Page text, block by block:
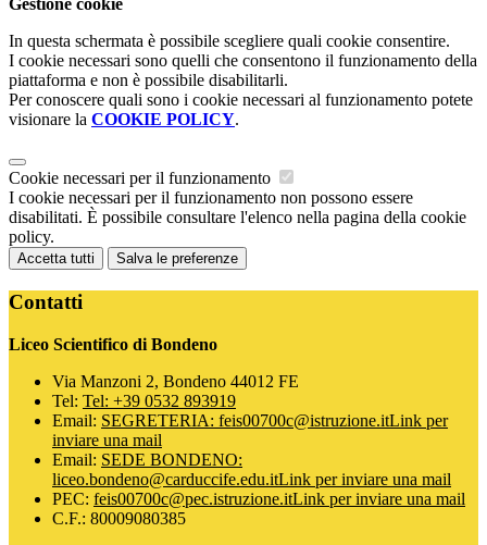
Gestione cookie
In questa schermata è possibile scegliere quali cookie consentire.
I cookie necessari sono quelli che consentono il funzionamento della
piattaforma e non è possibile disabilitarli.
Per conoscere quali sono i cookie necessari al funzionamento potete
visionare la COOKIE POLICY.
Cookie necessari per il funzionamento
I cookie necessari per il funzionamento non possono essere
disabilitati. È possibile consultare l'elenco nella pagina della cookie
policy.
Accetta tutti Salva le preferenze
Contatti
Liceo Scientifico di Bondeno
Via Manzoni 2, Bondeno 44012 FE
Tel: Tel: +39 0532 893919
Email: SEGRETERIA: feis00700c@istruzione.itLink per
inviare una mail
Email: SEDE BONDENO:
liceo.bondeno@carduccife.edu.itLink per inviare una mail
PEC: feis00700c@pec.istruzione.itLink per inviare una mail
C.F.: 80009080385